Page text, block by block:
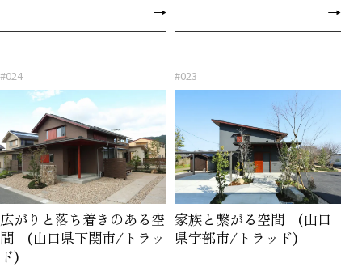
→
→
#024
広がりと落ち着きのある空
間 (山口県下関市/トラッ
ド)
#023
家族と繋がる空間 (山口
県宇部市/トラッド)